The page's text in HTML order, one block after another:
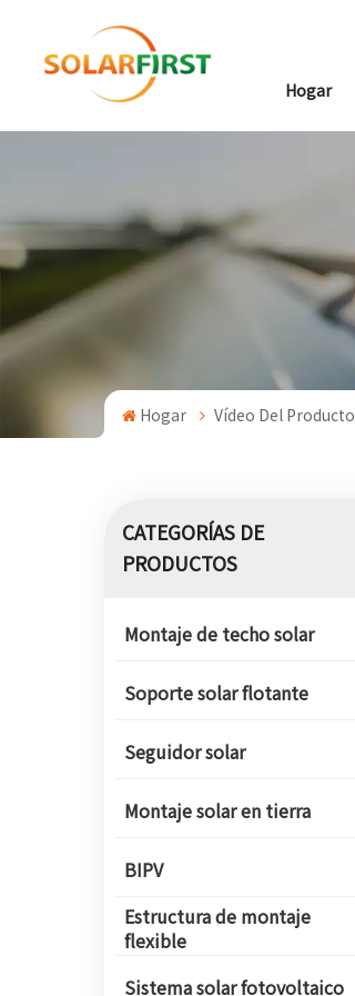
Hogar
Hogar Vídeo Del Producto
CATEGORÍAS DE
PRODUCTOS
Montaje de techo solar
Soporte solar flotante
Seguidor solar
Montaje solar en tierra
BIPV
Estructura de montaje
flexible
Sistema solar fotovoltaico